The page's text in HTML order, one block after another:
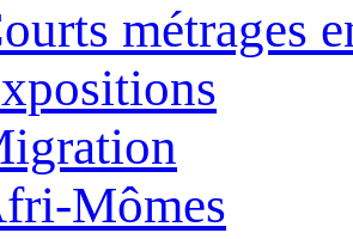
métrages
Mômes